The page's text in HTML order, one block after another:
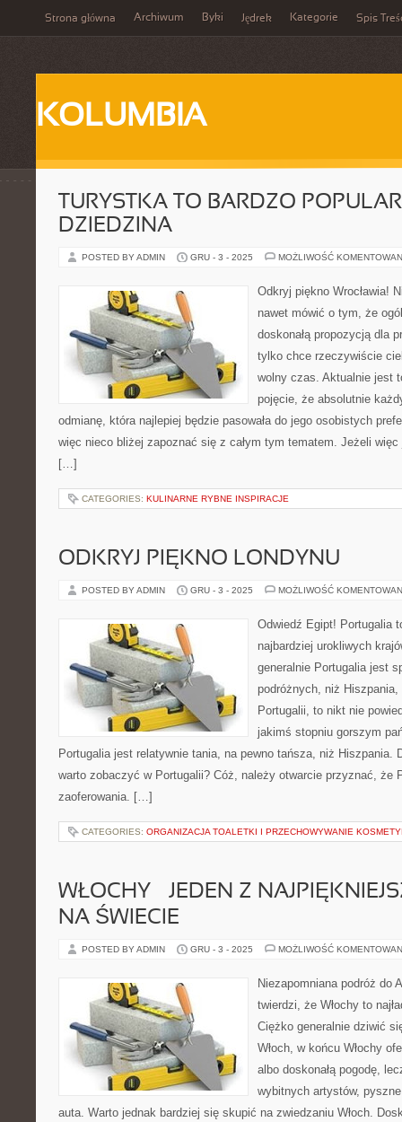
Strona główna Archiwum Byki Jędrek Kategorie Spis
KOLUMBIA
TURYSTKA TO BARDZO
DZIEDZINA
POSTED BY ADMIN GRU - 3 - 2025 MOŻLIWOŚĆ
Odkryj piękno Wrocławia!
nawet mówić o tym, że
doskonałą propozycją dla
tylko chce rzeczywiście
wolny czas. Aktualnie jest
pojęcie, że absolutnie
odmianę, która najlepiej będzie pasowała do jego osobistych
więc nieco bliżej zapoznać się z całym tym tematem. Jeżeli
[…]
CATEGORIES: KULINARNE RYBNE INSPIRACJE
ODKRYJ PIĘKNO LONDYNU
POSTED BY ADMIN GRU - 3 - 2025 MOŻLIWOŚĆ
Odwiedź Egipt! Portugalia
najbardziej urokliwych
generalnie Portugalia jest
podróżnych, niż
Portugalii, to nikt nie
jakimś stopniu gorszym
Portugalia jest relatywnie tania, na pewno tańsza, niż Hiszpania.
warto zobaczyć w Portugalii? Cóż, należy otwarcie przyznać, że
zaoferowania. […]
CATEGORIES: ORGANIZACJA TOALETKI I PRZECHOWYWANIE
WŁOCHY – JEDEN Z
NA ŚWIECIE
POSTED BY ADMIN GRU - 3 - 2025 MOŻLIWOŚĆ
Niezapomniana podróż do
twierdzi, że Włochy to
Ciężko generalnie dziwić
Włoch, w końcu Włochy
albo doskonałą pogodę,
wybitnych artystów,
auta. Warto jednak bardziej się skupić na zwiedzaniu Włoch.